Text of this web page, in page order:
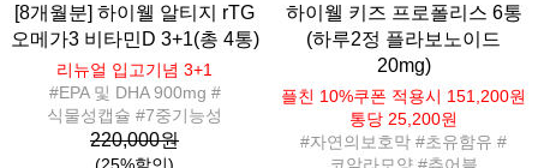
[8개월분] 하이웰 알티지 rTG
오메가3 비타민D 3+1(총 4통)
리뉴얼 입고기념 3+1
#EPA 및 DHA 900mg #
식물성캡슐 #7중기능성
220,000원
하이웰 키즈 프로폴리스 6통
(하루2정 플라보노이드
20mg)
플친 10%쿠폰 적용시 151,200원
통당 25,200원
#자연의보호막 #초유함유 #